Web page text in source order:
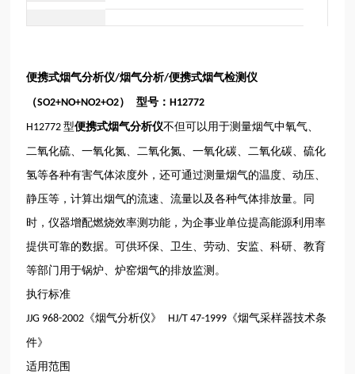
便携式烟气分析仪/烟气分析/便携式烟气检测仪
（SO2+NO+NO2+O2） 型号：H12772
H12772型便携式烟气分析仪不但可以用于测量烟气中氧气、
二氧化硫、一氧化氮、二氧化氮、一氧化碳、二氧化碳、硫化
氢等各种有害气体浓度外，还可通过测量烟气的温度、动压、
静压等，计算出烟气的流速、流量以及各种气体排放量。同
时，仪器增配燃烧效率测功能，为企事业单位提高能源利用率
提供可靠的数据。可供环保、卫生、劳动、安监、科研、教育
等部门用于锅炉、炉窑烟气的排放监测。
执行标准
JJG 968-2002 《烟气分析仪》 HJ/T 47-1999 《烟气采样器技术条
件》
适用范围